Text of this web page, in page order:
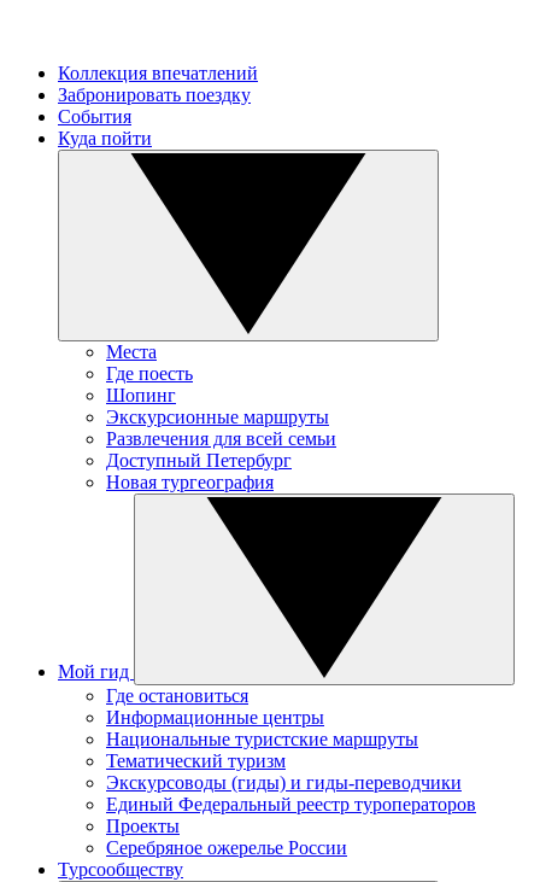
Коллекция впечатлений
Забронировать поездку
События
Куда пойти
Места
Где поесть
Шопинг
Экскурсионные маршруты
Развлечения для всей семьи
Доступный Петербург
Новая тургеография
Мой гид
Где остановиться
Информационные центры
Национальные туристские маршруты
Тематический туризм
Экскурсоводы (гиды) и гиды-переводчики
Единый Федеральный реестр туроператоров
Проекты
Серебряное ожерелье России
Турсообществу